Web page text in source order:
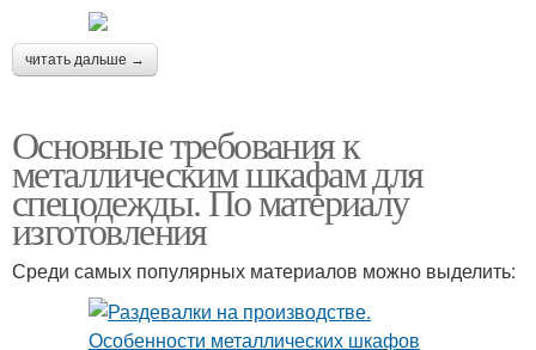
читать дальше →
Основные требования к
металлическим шкафам для
спецодежды. По материалу
изготовления
Среди самых популярных материалов можно выделить: